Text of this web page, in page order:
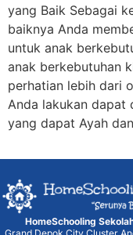
yang Baik Sebagai
baiknya Anda
untuk anak
anak berkebutuhan
perhatian lebih dari
Anda lakukan dapat
yang dapat Ayah
HomeSchooling